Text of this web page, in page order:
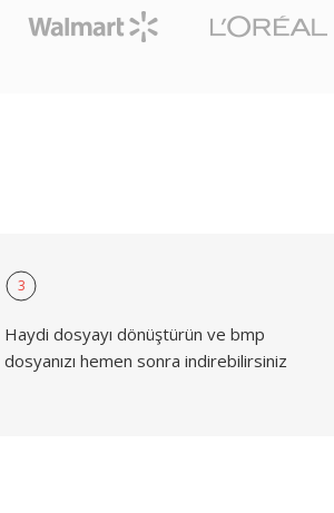
3
Haydi dosyayı dönüştürün ve bmp
dosyanızı hemen sonra indirebilirsiniz